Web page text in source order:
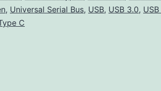
, Universal Serial Bus, USB, USB 3.0, USB
C